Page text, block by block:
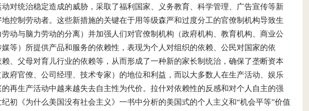
对统治稳定造成的威胁，采取了福利国家、义务教育、科学管理、广告宣传等新
控制劳动者。这些新措施的关键在于用等级森严和过度分工的官僚制机构导致生
动与脑力劳动的分离）并加强人们对官僚制机构（政府机构、教育机构、商业公
等）所提供产品和服务的依赖性，表现为个人对组织的依赖、公民对国家的依
、父母对育儿行业的依赖等，从而形成了一种新的家长制统治，确保了垄断资本
府官僚、公司经理、技术专家）的地位和利益，而以大多数人在生产活动、娱乐
再生产活动中越来越失去自主性为代价。拉什对依赖性的反感和对个人自主的强
初《为什么美国没有社会主义》一书中分析的美国式的个人主义和“机会平等”价值